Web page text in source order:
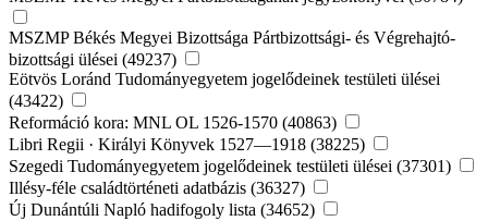
MSZMP Békés Megyei Bizottsága Pártbizottsági- és Végrehajtó-
bizottsági ülései (49237)
Eötvös Loránd Tudományegyetem jogelődeinek testületi ülései
(43422)
Reformáció kora: MNL OL 1526-1570 (40863)
Libri Regii · Királyi Könyvek 1527—1918 (38225)
Szegedi Tudományegyetem jogelődeinek testületi ülései (37301)
Illésy-féle családtörténeti adatbázis (36327)
Új Dunántúli Napló hadifogoly lista (34652)